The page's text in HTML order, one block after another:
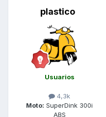
plastico
Usuarios
4,3k
Moto: SuperDink 300i
ABS